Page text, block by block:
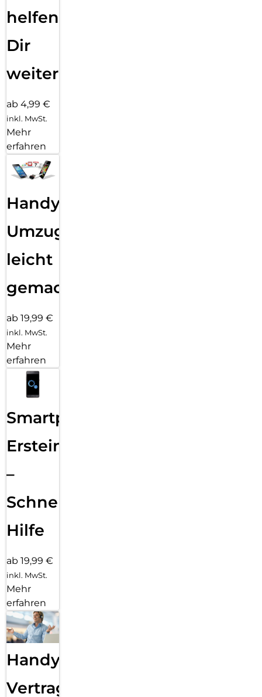
helfen
Dir
weiter
ab 4,99 €
inkl. MwSt.
Mehr
erfahren
Handy
Umzug
leicht
gemacht!
ab 19,99 €
inkl. MwSt.
Mehr
erfahren
Smartphone
Ersteinrichtung
–
Schnelle
Hilfe
ab 19,99 €
inkl. MwSt.
Mehr
erfahren
Handy
Vertragsabwicklung